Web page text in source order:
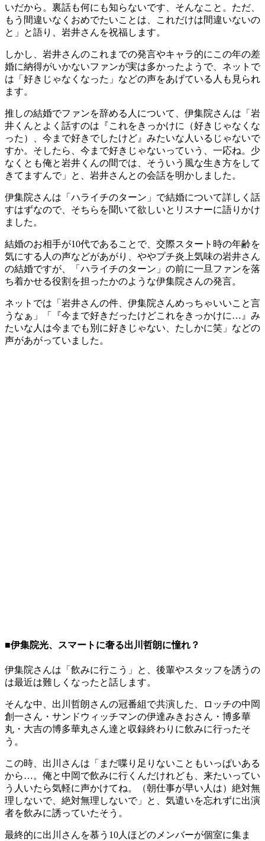
いだから。裏話も何にも知らないです、そんなこと。ただ、
もう間違いなくおめでたいことは、これだけは間違いないの
と」と語り、岩井さんを祝福します。
しかし、岩井さんのこれまでの発言やキャラ的にこの年の差
婚に納得がいかないファンが実は多かったようで、ネットで
は「好きじゃなくなった」などの声をあげている人も見られ
ます。
推しの結婚でファンを辞める人について、伊集院さんは「岩
井くんとよく話すのは『これをきっかけに（好きじゃなくな
った）、今まで好きでしたけど』みたいな人いるじゃないで
すか。そしたら、今まで好きじゃないっていう、一応ね。少
なくとも俺と岩井くんの間では、そういう風な生き方をして
きてますんで」と、岩井さんとの会話を明かしました。
伊集院さんは「ハライチのターン」で結婚について詳しく話
すはずなので、そちらを聞いて欲しいとリスナーに語りかけ
ました。
結婚のお相手が10代であることで、交際スタート時の年齢を
気にする人の声などがあがり、ややプチ炎上気味の岩井さん
の結婚ですが、「ハライチのターン」の前に一旦ファンを落
ち着かせる役割を担ったかのような伊集院さんの発言。
ネットでは「岩井さんの件、伊集院さんめっちゃいいこと言
うなぁ」「『今まで好きだったけどこれをきっかけに…』み
たいな人は今までも別に好きじゃない、たしかに笑」などの
声があがっていました。
■伊集院光、スマートに奢る出川哲朗に憧れ？
伊集院さんは「飲みに行こう」と、後輩やスタッフを誘うの
は最近は難しくなったと話します。
そんな中、出川哲朗さんの冠番組で共演した、ロッチの中岡
創一さん・サンドウィッチマンの伊達みきおさん・博多華
丸・大吉の博多華丸さん達と収録終わりに飲みに行ったそ
う。
この時、出川さんは「まだ喋り足りないこともいっぱいある
から…。俺と中岡で飲みに行くんだけれども、来たいってい
う人いたら気軽に声かけてね。（朝仕事が早い人は）絶対無
理しないで、絶対無理しないで」と、気遣いを忘れずに出演
者を飲みに誘っていたそう。
最終的に出川さんを慕う10人ほどのメンバーが個室に集ま